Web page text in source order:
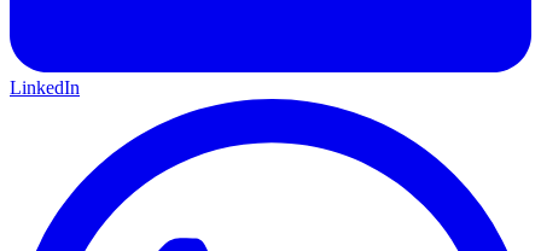
LinkedIn